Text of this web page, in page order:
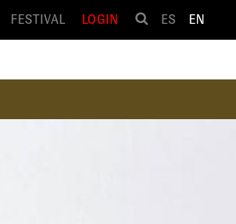
FESTIVAL LOGIN ES EN